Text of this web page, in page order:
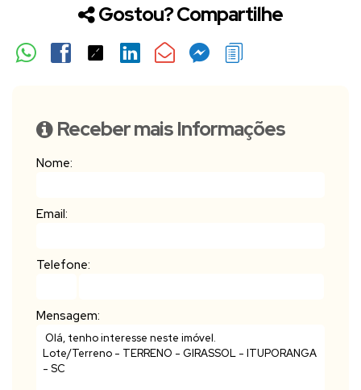
Gostou? Compartilhe
Receber mais Informações
Nome:
Email:
Telefone:
Mensagem: